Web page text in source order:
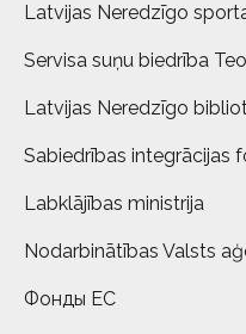
Latvijas Neredzīgo
Servisa suņu biedrība
Latvijas Neredzīgo
Sabiedrības integrācijas
Labklājības ministrija
Nodarbinātības Valsts
Фонды ЕС